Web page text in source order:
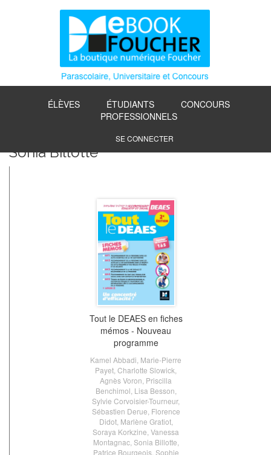
ÉLÈVES ÉTUDIANTS
CONCOURS
PROFESSIONNELS
SE CONNECTER
Sonia Billotte
Tout le DEAES en fiches
mémos - Nouveau
programme
Kamel Abbadi Marie-Pierre
Payet Charlotte Slowick
Agnès Voron Priscilla
Benchimol Lisa Besson
Sylvie Corvoisier-Tourneur,
Sébastien Derue Florence
Didot, Marlène Gratiot,
Soraya Korkzine Vanessa
Montagnac, Sonia Billotte
Patrice Bourgeois, Sophie